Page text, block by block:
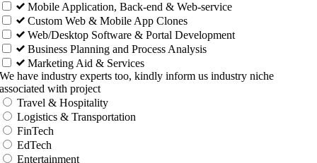
Mobile Application, Back-end & Web-service
Custom Web & Mobile App Clones
Web/Desktop Software & Portal Development
Business Planning and Process Analysis
Marketing Aid & Services
We have industry experts too, kindly inform us industry niche
associated with project
Travel & Hospitality
Logistics & Transportation
FinTech
EdTech
Entertainment